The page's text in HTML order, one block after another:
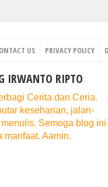
US PRIVACY POLICY
IRWANTO RIPTO
Cerita dan Ceria.
keseharian, jalan-
Semoga blog ini
manfaat. Aamin.